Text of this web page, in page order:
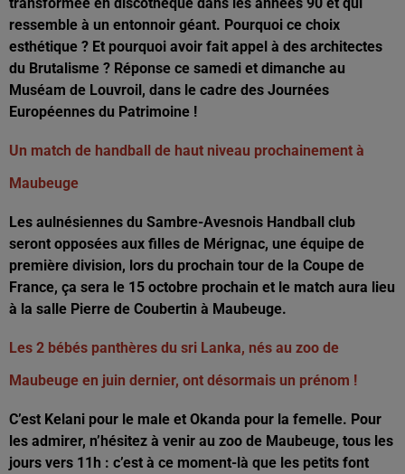
ressemble à un entonnoir géant. Pourquoi ce choix
esthétique ? Et pourquoi avoir fait appel à des architectes
du Brutalisme ? Réponse ce samedi et dimanche au
Muséam de Louvroil, dans le cadre des Journées
Européennes du Patrimoine !
Un match de handball de haut niveau prochainement à
Maubeuge
Les aulnésiennes du Sambre-Avesnois Handball club
seront opposées aux filles de Mérignac, une équipe de
première division, lors du prochain tour de la Coupe de
France, ça sera le 15 octobre prochain et le match aura lieu
à la salle Pierre de Coubertin à Maubeuge.
Les 2 bébés panthères du sri Lanka, nés au zoo de
Maubeuge en juin dernier, ont désormais un prénom !
C’est Kelani pour le male et Okanda pour la femelle. Pour
les admirer, n’hésitez à venir au zoo de Maubeuge, tous les
jours vers 11h : c’est à ce moment-là que les petits font